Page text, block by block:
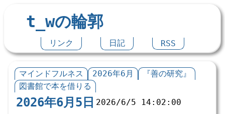
t_wの輪郭
リンク 日記 RSS
マインドフルネス 2026年6月
『善の研究』
図書館で本を借りる
2026年6月5日 2026/6/5 14:02:00